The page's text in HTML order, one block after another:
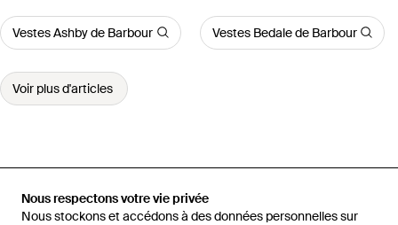
Nous respectons votre vie privée
Nous stockons et accédons à des données personnelles sur
Vestes Ashby de Barbour Vestes Bedale de Barbour
Voir plus d'articles
Premier Noir